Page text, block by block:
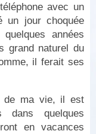
avec un
un jour choquée
années
grand naturel du
il ferait ses
de ma vie, il est
dans quelques
en vacances